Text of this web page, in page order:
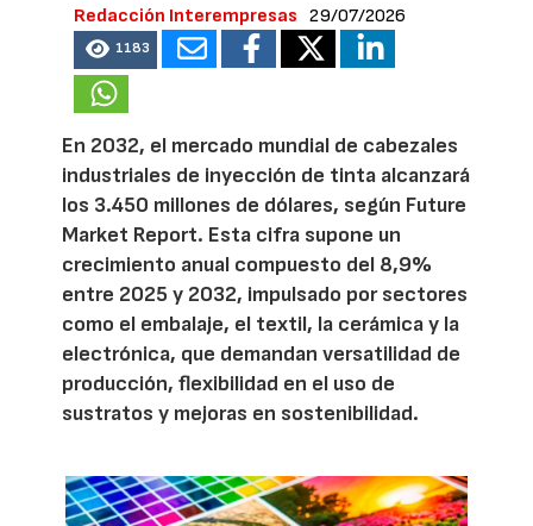
Redacción Interempresas 29/07/2026
1183
En 2032, el mercado mundial de cabezales
industriales de inyección de tinta alcanzará
los 3.450 millones de dólares, según Future
Market Report. Esta cifra supone un
crecimiento anual compuesto del 8,9%
entre 2025 y 2032, impulsado por sectores
como el embalaje, el textil, la cerámica y la
electrónica, que demandan versatilidad de
producción, flexibilidad en el uso de
sustratos y mejoras en sostenibilidad.